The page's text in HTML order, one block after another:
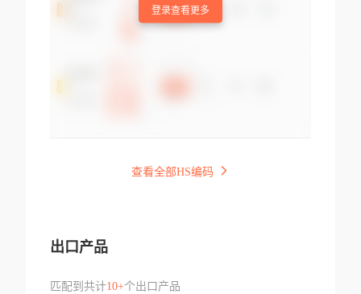
登录查看更多
查看全部HS编码
出口产品
匹配到共计10+个出口产品